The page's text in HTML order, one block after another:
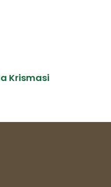
Krismasi